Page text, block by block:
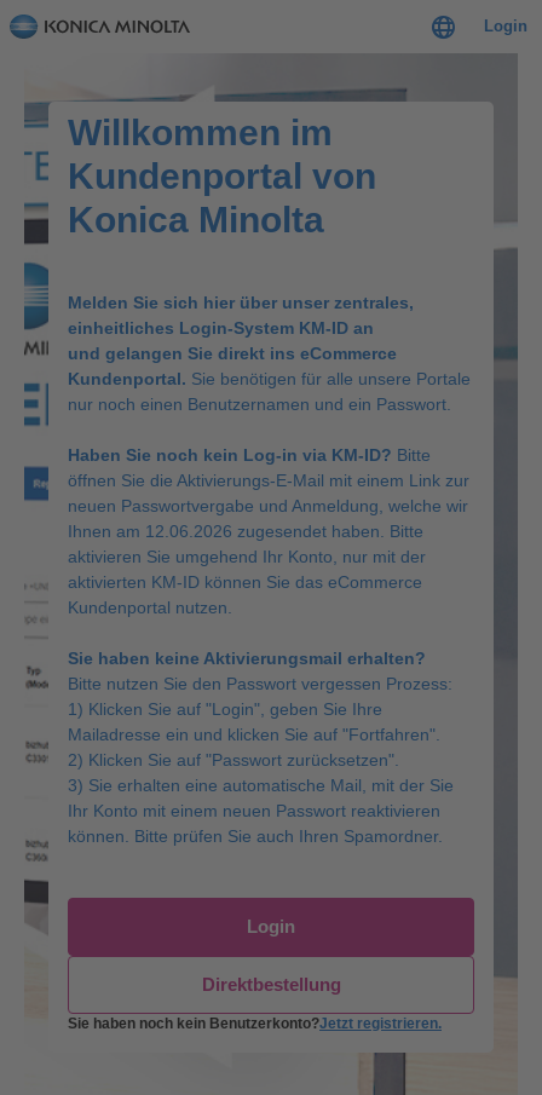
Login
Willkommen im
Kundenportal von
Konica Minolta
Melden Sie sich hier über unser zentrales,
einheitliches Login-System KM-ID an
und gelangen Sie direkt ins eCommerce
Kundenportal. Sie benötigen für alle unsere Portale
nur noch einen Benutzernamen und ein Passwort.
Haben Sie noch kein Log-in via KM-ID? Bitte
öffnen Sie die Aktivierungs-E-Mail mit einem Link zur
neuen Passwortvergabe und Anmeldung, welche wir
Ihnen am 12.06.2026 zugesendet haben. Bitte
aktivieren Sie umgehend Ihr Konto, nur mit der
aktivierten KM-ID können Sie das eCommerce
Kundenportal nutzen.
Sie haben keine Aktivierungsmail erhalten?
Bitte nutzen Sie den Passwort vergessen Prozess:
1) Klicken Sie auf "Login", geben Sie Ihre
Mailadresse ein und klicken Sie auf "Fortfahren".
2) Klicken Sie auf "Passwort zurücksetzen".
3) Sie erhalten eine automatische Mail, mit der Sie
Ihr Konto mit einem neuen Passwort reaktivieren
können. Bitte prüfen Sie auch Ihren Spamordner.
Login
Direktbestellung
Sie haben noch kein Benutzerkonto?Jetzt registrieren.